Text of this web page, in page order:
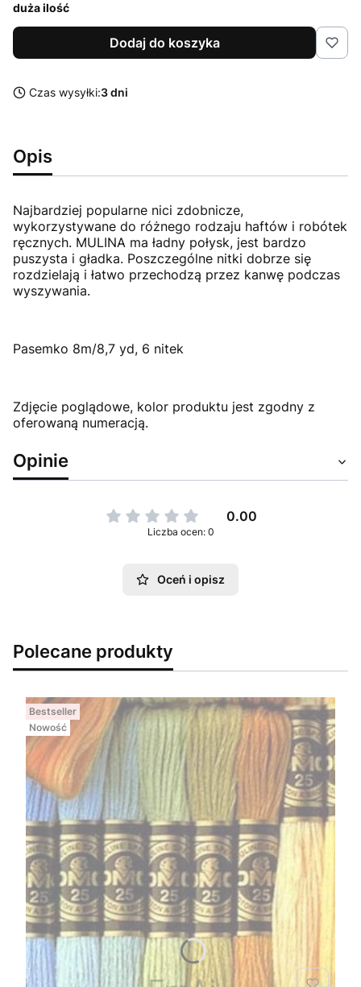
duża ilość
Dodaj do koszyka
Czas wysyłki:3 dni
Opis
Najbardziej popularne nici zdobnicze,
wykorzystywane do różnego rodzaju haftów i robótek
ręcznych. MULINA ma ładny połysk, jest bardzo
puszysta i gładka. Poszczególne nitki dobrze się
rozdzielają i łatwo przechodzą przez kanwę podczas
wyszywania.
Pasemko 8m/8,7 yd, 6 nitek
Zdjęcie poglądowe, kolor produktu jest zgodny z
oferowaną numeracją.
Opinie
0.00
Liczba ocen: 0
Oceń i opisz
Polecane produkty
Bestseller
Nowość